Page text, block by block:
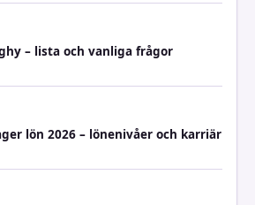
– lista och vanliga frågor
lön 2026 – lönenivåer och karriär